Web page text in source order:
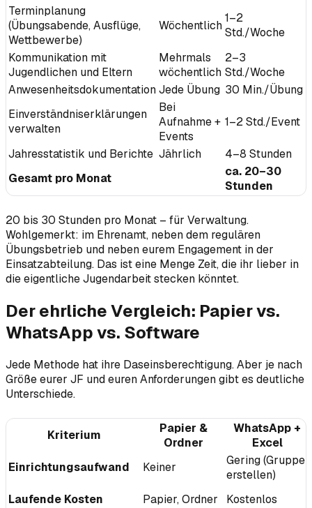
Terminplanung
(Übungsabende, Ausflüge,
Wettbewerbe)
Wöchentlich
1–2
Std./Woche
Kommunikation mit
Jugendlichen und Eltern
Mehrmals
wöchentlich
2–3
Std./Woche
AnwesenheitsdokumentationJede Übung 30 Min./Übung
Einverständniserklärungen
verwalten
Bei
Aufnahme +
Events
1–2 Std./Event
Jahresstatistik und Berichte Jährlich
4–8 Stunden
Gesamt pro Monat
ca. 20–30
Stunden
20 bis 30 Stunden pro Monat – für Verwaltung.
Wohlgemerkt: im Ehrenamt, neben dem regulären
Übungsbetrieb und neben eurem Engagement in der
Einsatzabteilung. Das ist eine Menge Zeit, die ihr lieber in
die eigentliche Jugendarbeit stecken könntet.
Der ehrliche Vergleich: Papier vs.
WhatsApp vs. Software
Jede Methode hat ihre Daseinsberechtigung. Aber je nach
Größe eurer JF und euren Anforderungen gibt es deutliche
Unterschiede.
Kriterium
Papier &
Ordner
WhatsApp +
Excel
Einrichtungsaufwand
Keiner
Gering (Gruppe
erstellen)
Laufende Kosten
Papier, Ordner Kostenlos